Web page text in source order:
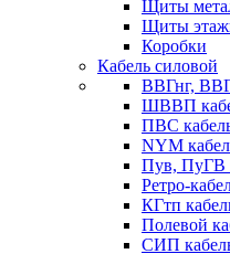
Щиты
Щиты
Коробки
Кабель силовой
ВВГнг,
ШВВП
ПВС
NYM
Пув, ПуГВ
Ретро-
КГтп
Полевой
СИП